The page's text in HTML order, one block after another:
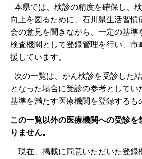
本県では、検診の精度を確保し、
向上を図るために、石川県生活習慣
会の意見を聞きながら、一定の基準
検査機関として登録管理を行い、市
援しています。
次の一覧は、がん検診を受診した
となった場合に受診の参考としてい
基準を満たす医療機関を登録するも
この一覧以外の医療機関への受診を
りません。
現在、掲載に同意いただいた登録